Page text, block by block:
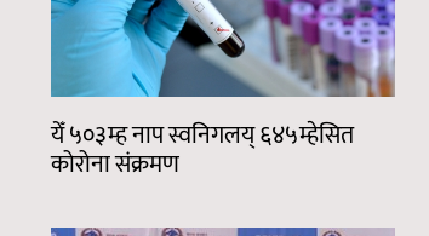
येँ ५०३म्ह नाप स्वनिगलय् ६४५म्हेसित
कोरोना संक्रमण